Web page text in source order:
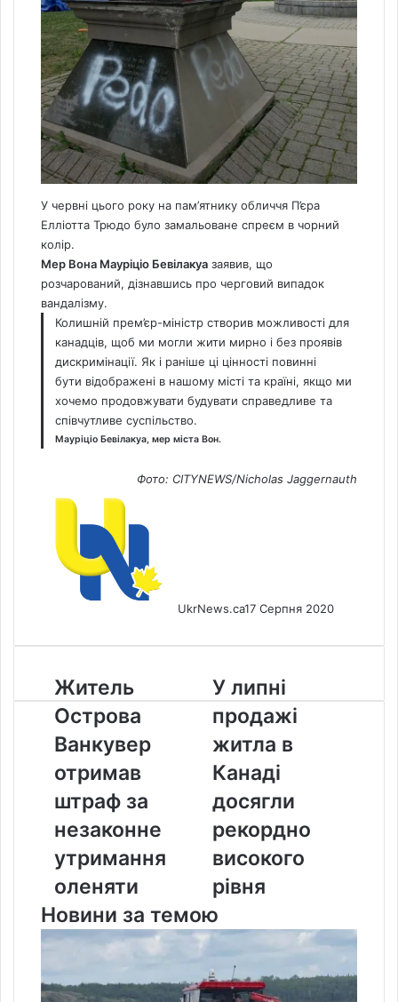
У червні цього року на пам’ятнику обличчя П’єра
Елліотта Трюдо було замальоване спреєм в чорний
колір.
Мер Вона Мауріціо Бевілакуа заявив, що
розчарований, дізнавшись про черговий випадок
вандалізму.
Колишній прем’єр-міністр створив можливості для
канадців, щоб ми могли жити мирно і без проявів
дискримінації. Як і раніше ці цінності повинні
бути відображені в нашому місті та країні, якщо ми
хочемо продовжувати будувати справедливе та
співчутливе суспільство.
Мауріціо Бевілакуа,мер міста Вон.
Фото: CITYNEWS/Nicholas Jaggernauth
UkrNews.ca17 Серпня 2020
Житель
Острова
Ванкувер
отримав
штраф
за
незаконне
утримання
оленяти
Житель
Острова
Ванкувер
отримав
штраф за
незаконне
утримання
оленяти
У
липні
продажі
житла
в
Канаді
рекордно
високого
У липні
продажі
житла в
Канаді
досягли
рекордно
високого
рівня
Новини за темою